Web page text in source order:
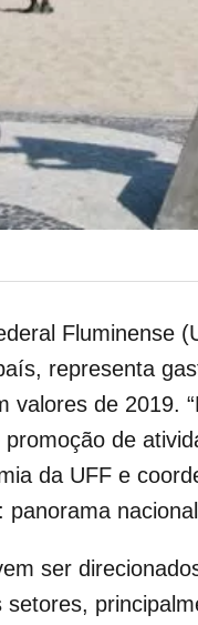
Fluminense
representa
valores de 2019.
de
da UFF e
ser